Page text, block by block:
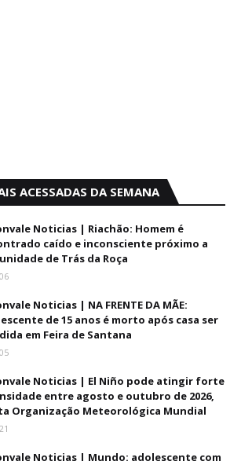
ACESSADAS DA SEMANA
Noticias | Riachão: Homem é
caído e inconsciente próximo a
de Trás da Roça
Noticias | NA FRENTE DA MÃE:
de 15 anos é morto após casa ser
em Feira de Santana
Noticias | El Niño pode atingir forte
entre agosto e outubro de 2026,
Organização Meteorológica Mundial
Noticias | Mundo: adolescente com